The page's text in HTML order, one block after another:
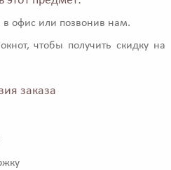
в офис или позвонив нам.
чтобы получить скидку на
заказа